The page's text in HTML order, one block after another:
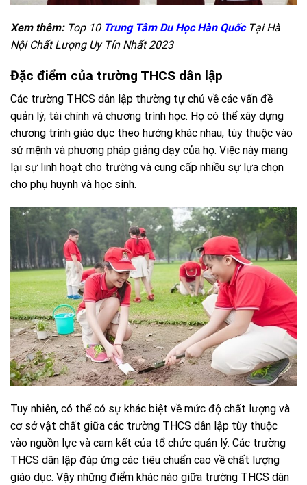
Xem thêm: Top 10 Trung Tâm Du Học Hàn Quốc Tại Hà
Nội Chất Lượng Uy Tín Nhất 2023
Đặc điểm của trường THCS dân lập
Các trường THCS dân lập thường tự chủ về các vấn đề
quản lý, tài chính và chương trình học. Họ có thể xây dựng
chương trình giáo dục theo hướng khác nhau, tùy thuộc vào
sứ mệnh và phương pháp giảng dạy của họ. Việc này mang
lại sự linh hoạt cho trường và cung cấp nhiều sự lựa chọn
cho phụ huynh và học sinh.
Tuy nhiên, có thể có sự khác biệt về mức độ chất lượng và
cơ sở vật chất giữa các trường THCS dân lập tùy thuộc
vào nguồn lực và cam kết của tổ chức quản lý. Các trường
THCS dân lập đáp ứng các tiêu chuẩn cao về chất lượng
giáo dục. Vậy những điểm khác nào giữa trường THCS dân